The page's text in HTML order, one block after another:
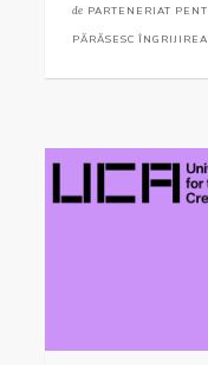
de PARTENERIAT
PĂRĂSESC